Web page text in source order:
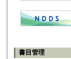
書目管理